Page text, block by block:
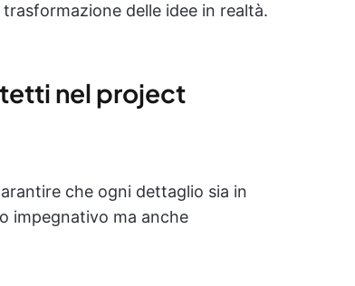
delle idee in realtà.
nel project
che ogni dettaglio sia in
impegnativo ma anche